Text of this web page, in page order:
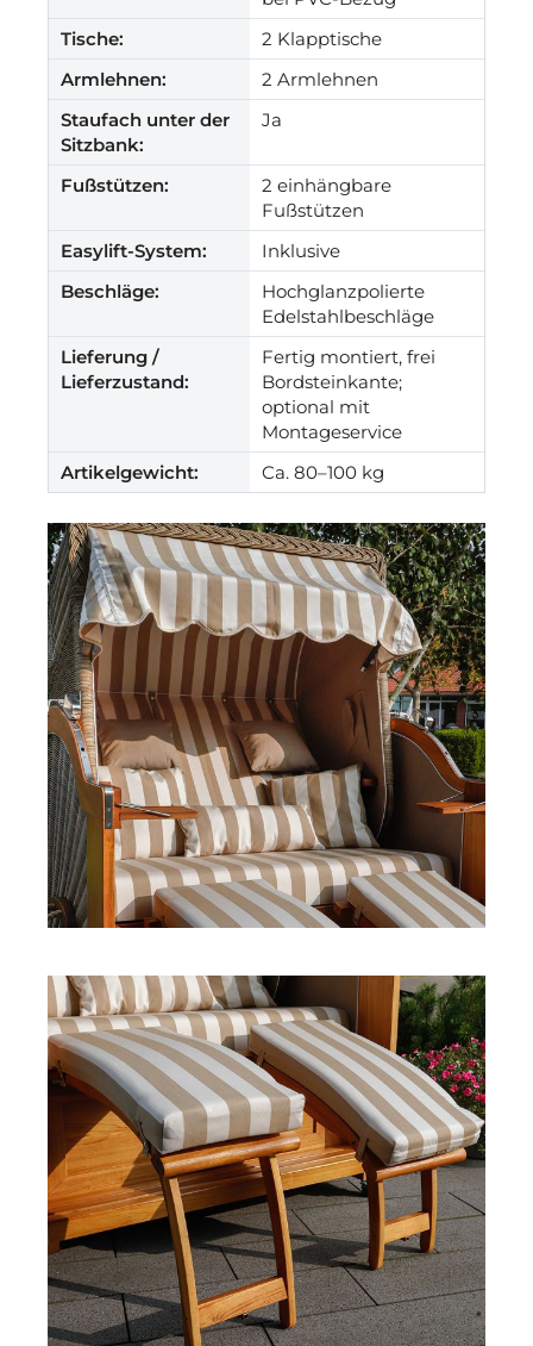
Tische:
2 Klapptische
Armlehnen:
2 Armlehnen
Staufach unter der
Sitzbank:
Ja
Fußstützen:
2 einhängbare
Fußstützen
Easylift-System:
Inklusive
Beschläge:
Hochglanzpolierte
Edelstahlbeschläge
Lieferung /
Lieferzustand:
Fertig montiert, frei
Bordsteinkante;
optional mit
Montageservice
Artikelgewicht:
Ca. 80–100 kg